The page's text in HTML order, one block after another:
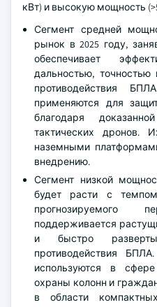
кВт) и высокую мощность
Сегмент средней
рынок в 2025 году,
обеспечивает
дальностью, точностью
противодействия
применяются для
благодаря
тактических дронов.
наземными
внедрению.
Сегмент низкой
будет расти с
прогнозируемого
поддерживается
и быстро
противодействия
используются в сфере
охраны колонн и
в области